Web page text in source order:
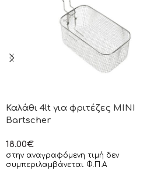
Καλάθι 4lt για φριτέζες MINI
Bartscher
18.00€
στην αναγραφόμενη τιμή δεν
συμπεριλαμβάνεται Φ.Π.Α